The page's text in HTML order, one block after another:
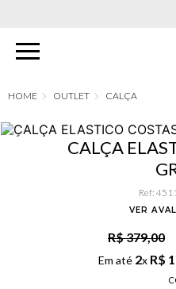
OUTLET CALÇA
CALÇA
Ref:
VER
R$ 379,00
Em até 2x R$